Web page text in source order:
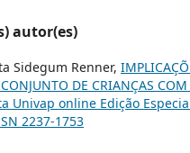
autor(es)
Sidegum Renner,
DE CRIANÇAS
Univap online Edição
2237-1753